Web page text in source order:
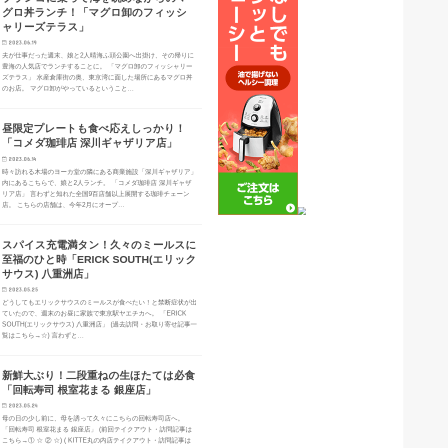
グロ丼ランチ！「マグロ卸のフィッシ
ャリーズテラス」
2023.06.19
夫が仕事だった週末、娘と2人晴海ふ頭公園へ出掛け、その帰りに
豊海の人気店でランチすることに。 「マグロ卸のフィッシャリー
ズテラス」 水産倉庫街の奥、東京湾に面した場所にあるマグロ丼
のお店。 マグロ卸がやっているということ…
昼限定プレートも食べ応えしっかり！
「コメダ珈琲店 深川ギャザリア店」
2023.06.14
時々訪れる木場のヨーカ堂の隣にある商業施設「深川ギャザリア」
内にあるこちらで、娘と2人ランチ。 「コメダ珈琲店 深川ギャザ
リア店」 言わずと知れた全国9百店舗以上展開する珈琲チェーン
店。 こちらの店舗は、今年2月にオープ…
スパイス充電満タン！久々のミールスに
至福のひと時「ERICK SOUTH(エリック
サウス) 八重洲店」
2023.05.25
どうしてもエリックサウスのミールスが食べたい！と禁断症状が出
ていたので、週末のお昼に家族で東京駅ヤエチカへ。 「ERICK
SOUTH(エリックサウス) 八重洲店」 (過去訪問・お取り寄せ記事一
覧はこちら→☆) 言わずと…
新鮮大ぶり！二段重ねの生ほたては必食
「回転寿司 根室花まる 銀座店」
2023.05.24
母の日の少し前に、母を誘って久々にこちらの回転寿司店へ。
「回転寿司 根室花まる 銀座店」 (前回テイクアウト・訪問記事は
こちら→① ☆ ② ☆) ( KITTE丸の内店テイクアウト・訪問記事は